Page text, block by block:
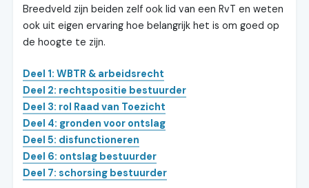
Breedveld zijn beiden zelf ook lid van een RvT en weten
ook uit eigen ervaring hoe belangrijk het is om goed op
de hoogte te zijn.
Deel 1: WBTR & arbeidsrecht
Deel 2: rechtspositie bestuurder
Deel 3: rol Raad van Toezicht
Deel 4: gronden voor ontslag
Deel 5: disfunctioneren
Deel 6: ontslag bestuurder
Deel 7: schorsing bestuurder